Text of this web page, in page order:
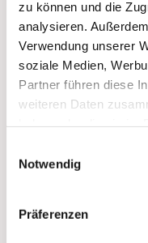
zu können und die
analysieren.
Verwendung unserer
soziale Medien,
Partner führen diese
weiteren Daten
Notwendig
Präferenzen
Dies